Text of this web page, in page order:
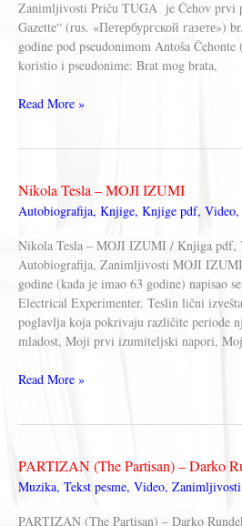
Zanimljivosti Priču TUGA je Čehov prvi
Gazette“ (rus. «Петербургской газете»)
godine pod pseudonimom Antoša
koristio i pseudonime: Brat mog brata,
Anton
Read More »
Nikola Tesla – MOJI IZUMI
Autobiografija, Knjige, Knjige pdf, Video,
Nikola Tesla – MOJI IZUMI / Knjiga pdf,
Autobiografija, Zanimljivosti MOJI
godine (kada je imao 63 godine) napisao
Electrical Experimenter. Teslin lični
poglavlja koja pokrivaju različite periode
mladost, Moji prvi izumiteljski napori,
Nikola
Read More »
PARTIZAN (The Partisan) – Darko
Muzika, Tekst pesme, Video, Zanimljivosti
PARTIZAN (The Partisan) – Darko